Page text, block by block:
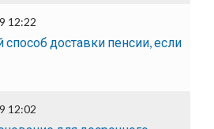
12:22
доставки пенсии, если
12:02